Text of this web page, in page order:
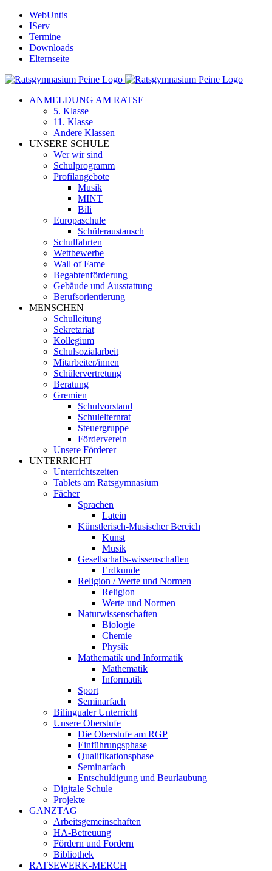
Zum
Inhalt
springen
WebUntis
IServ
Termine
Downloads
Elternseite
ANMELDUNG AM RATSE
5. Klasse
11. Klasse
Andere Klassen
UNSERE SCHULE
Wer wir sind
Schulprogramm
Profilangebote
Musik
MINT
Bili
Europaschule
Schüleraustausch
Schulfahrten
Wettbewerbe
Wall of Fame
Begabtenförderung
Gebäude und Ausstattung
Berufsorientierung
MENSCHEN
Schulleitung
Sekretariat
Kollegium
Schulsozialarbeit
Mitarbeiter/innen
Schülervertretung
Beratung
Gremien
Schulvorstand
Schulelternrat
Steuergruppe
Förderverein
Unsere Förderer
UNTERRICHT
Unterrichtszeiten
Tablets am Ratsgymnasium
Fächer
Sprachen
Latein
Künstlerisch-Musischer Bereich
Kunst
Musik
Gesellschafts-wissenschaften
Erdkunde
Religion / Werte und Normen
Religion
Werte und Normen
Naturwissenschaften
Biologie
Chemie
Physik
Mathematik und Informatik
Mathematik
Informatik
Sport
Seminarfach
Bilingualer Unterricht
Unsere Oberstufe
Die Oberstufe am RGP
Einführungsphase
Qualifikationsphase
Seminarfach
Entschuldigung und Beurlaubung
Digitale Schule
Projekte
GANZTAG
Arbeitsgemeinschaften
HA-Betreuung
Fördern und Fordern
Bibliothek
RATSEWERK-MERCH